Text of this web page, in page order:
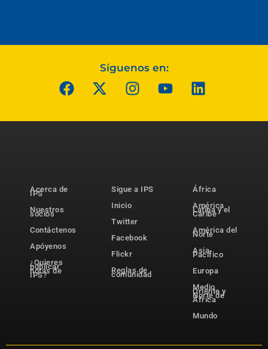
Síguenos en:
Acerca de
IPS
Nuestros
socios
Contáctenos
Apóyenos
¿Quieres
publicar
notas de
IPS?
Sigue a IPS
Inicio
Twitter
Facebook
Flickr
Reglas de
comunidad
África
América
Latina y el
Caribe
América del
Norte
Asia-
Pacífico
Europa
Medio
Oriente y
Norte de
África
Mundo